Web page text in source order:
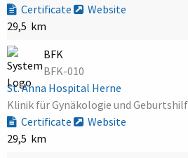
Certificate
Website
29,5 km
BFK
BFK-010
St. Anna Hospital Herne
Klinik für Gynäkologie und
Certificate
Website
29,5 km